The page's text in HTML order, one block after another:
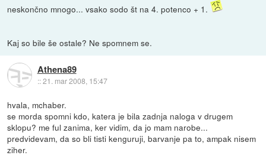
neskončno mnogo... vsako sodo št na 4. potenco + 1.
Kaj so bile še ostale? Ne spomnem se.
Athena89
::21. mar 2008, 15:47
hvala, mchaber.
se morda spomni kdo, katera je bila zadnja naloga v drugem
sklopu? me ful zanima, ker vidim, da jo mam narobe...
predvidevam, da so bli tisti kenguruji, barvanje pa to, ampak nisem
ziher.